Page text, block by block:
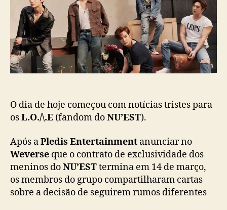
o
s
t
i
c
a
ç
S
T
a
n
u
n
c
d
i
b
a
d
O dia de hoje começou com notícias tristes para
osL.O./\.E (fandom doNU’EST).
Após aPledis Entertainment anunciar no
Weverse que o contrato de exclusividade dos
meninos doNU’ESTtermina em 14 de março,
os membros do grupo compartilharam cartas
sobre a decisão de seguirem rumos diferentes